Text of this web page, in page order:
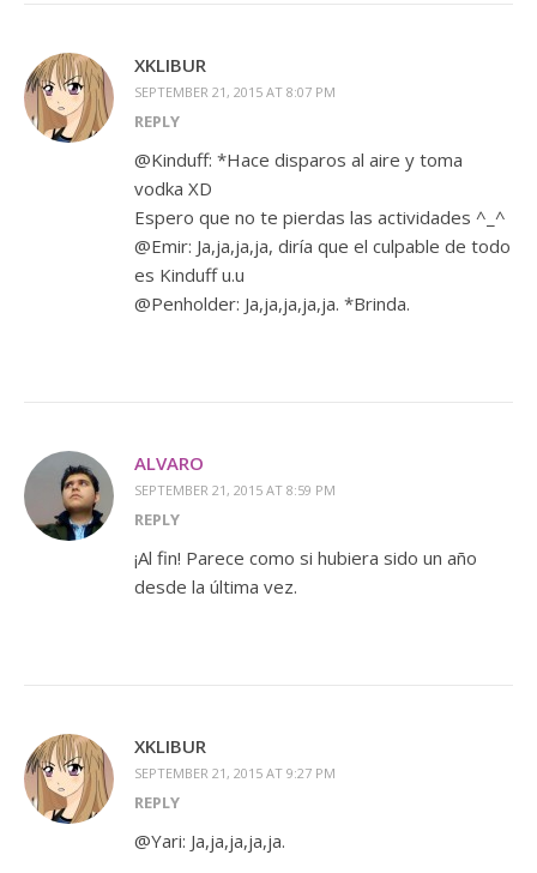
XKLIBUR
SEPTEMBER 21, 2015 AT 8:07 PM
REPLY
@Kinduff: *Hace disparos al aire y toma
vodka XD
Espero que no te pierdas las actividades ^_^
@Emir: Ja,ja,ja,ja, diría que el culpable de todo
es Kinduff u.u
@Penholder: Ja,ja,ja,ja,ja. *Brinda.
ALVARO
SEPTEMBER 21, 2015 AT 8:59 PM
REPLY
¡Al fin! Parece como si hubiera sido un año
desde la última vez.
XKLIBUR
SEPTEMBER 21, 2015 AT 9:27 PM
REPLY
@Yari: Ja,ja,ja,ja,ja.